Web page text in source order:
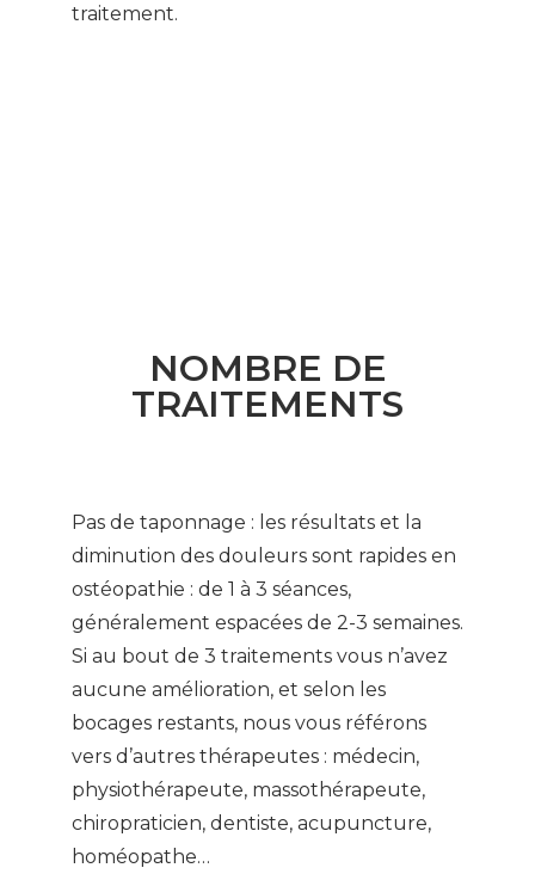
traitement.
NOMBRE DE
TRAITEMENTS
Pas de taponnage : les résultats et la
diminution des douleurs sont rapides en
ostéopathie : de 1 à 3 séances,
généralement espacées de 2-3 semaines.
Si au bout de 3 traitements vous n’avez
aucune amélioration, et selon les
bocages restants, nous vous référons
vers d’autres thérapeutes : médecin,
physiothérapeute, massothérapeute,
chiropraticien, dentiste, acupuncture,
homéopathe…